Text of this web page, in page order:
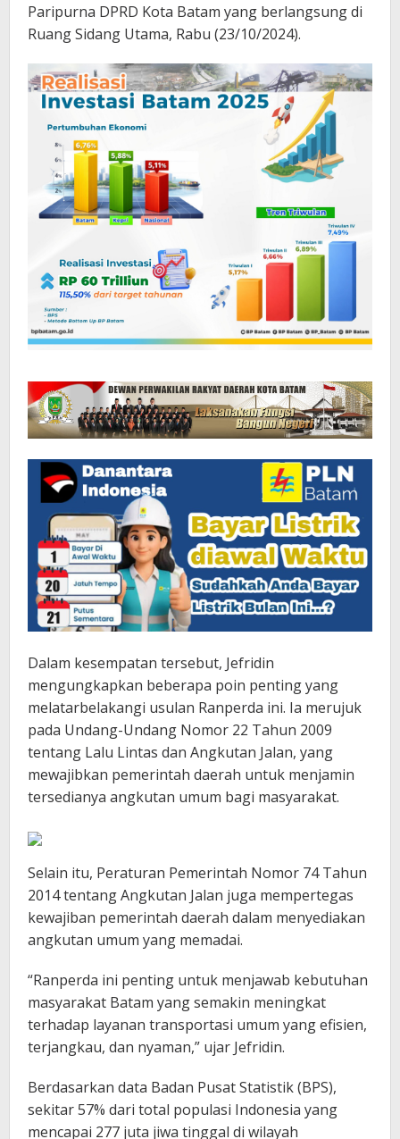
Paripurna DPRD Kota Batam yang berlangsung di
Ruang Sidang Utama, Rabu (23/10/2024).
Dalam kesempatan tersebut, Jefridin
mengungkapkan beberapa poin penting yang
melatarbelakangi usulan Ranperda ini. Ia merujuk
pada Undang-Undang Nomor 22 Tahun 2009
tentang Lalu Lintas dan Angkutan Jalan, yang
mewajibkan pemerintah daerah untuk menjamin
tersedianya angkutan umum bagi masyarakat.
Selain itu, Peraturan Pemerintah Nomor 74 Tahun
2014 tentang Angkutan Jalan juga mempertegas
kewajiban pemerintah daerah dalam menyediakan
angkutan umum yang memadai.
“Ranperda ini penting untuk menjawab kebutuhan
masyarakat Batam yang semakin meningkat
terhadap layanan transportasi umum yang efisien,
terjangkau, dan nyaman,” ujar Jefridin.
Berdasarkan data Badan Pusat Statistik (BPS),
sekitar 57% dari total populasi Indonesia yang
mencapai 277 juta jiwa tinggal di wilayah